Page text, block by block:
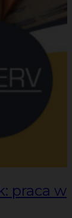
praca w